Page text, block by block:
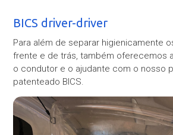
BICS driver-driver
Para além de separar higienicamente
frente e de trás, também oferecemos
o condutor e o ajudante com o nosso
patenteado BICS.